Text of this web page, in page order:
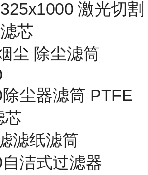
激光切割
芯
尘 除尘滤筒
尘器滤筒 PTFE
芯
滤纸滤筒
洁式过滤器